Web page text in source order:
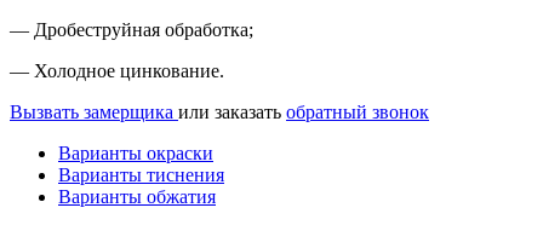
— Дробеструйная обработка;
— Холодное цинкование.
Вызвать замерщика или заказать обратный звонок
Варианты окраски
Варианты тиснения
Варианты обжатия